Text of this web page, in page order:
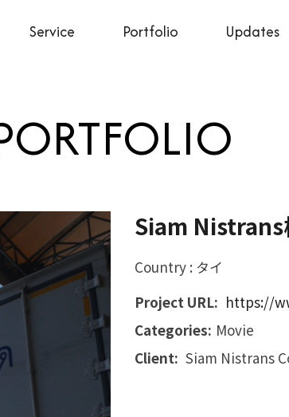
Service Portfolio Updates
Siam Nistrans
Country : タイ
Project URL: https://
Categories: Movie
Client: Siam Nistrans